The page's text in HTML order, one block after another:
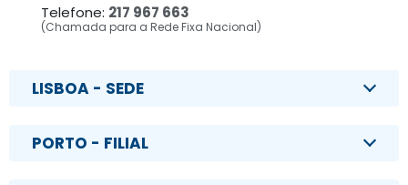
Telefone: 217 967 663
(Chamada para a Rede Fixa Nacional)
LISBOA - SEDE
PORTO - FILIAL